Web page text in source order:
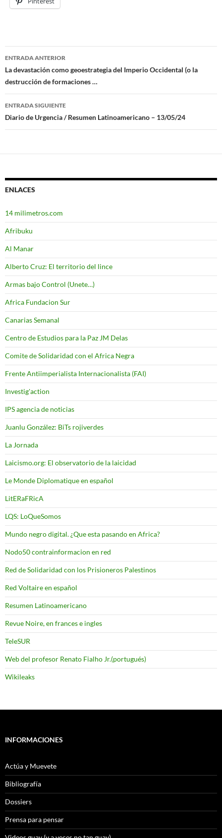
Navegación
de
entradas
ENTRADA ANTERIOR
La devastación como geoestrategia del Imperio Occidental (o la
destrucción de formaciones …
ENTRADA SIGUIENTE
Diario de Urgencia / Resumen Latinoamericano – 13/05/24
ENLACES
14 milimetros.com
Afribuku
Al Manar
Alberto Cruz: El territorio del lince
Armas bajo Control (Unete…)
Africa Fundacion Sur
Canarias Semanal
Centro de Estudios para la Paz JM Delas
Comite de Solidaridad con el Africa Negra
Frente Antiimperialista Internacionalista (FAI)
Investig'action
IPS agencia de noticias
Juanlu González: BiTs rojiverdes
La Jornada
Laicismo.org: El observatorio de la laicidad
Le Monde Diplomatique en español
LitERaFRicA
LQS: LoQueSomos
Mundo negro digital. ¿Que esta pasando en Africa?
Nodo50 contrainformacion en red
Red de Solidaridad con los Prisioneros Palestinos
Red Voltaire en español
Resumen Latinoamericano
Revue Noire, en frances e ingles
TeleSUR
Web del profesor Renato Fialho Jr.(portugués)
Wikileaks
INFORMACIONES
Actúa y Muevete
Bibliografía
Dossiers
Prensa para pensar